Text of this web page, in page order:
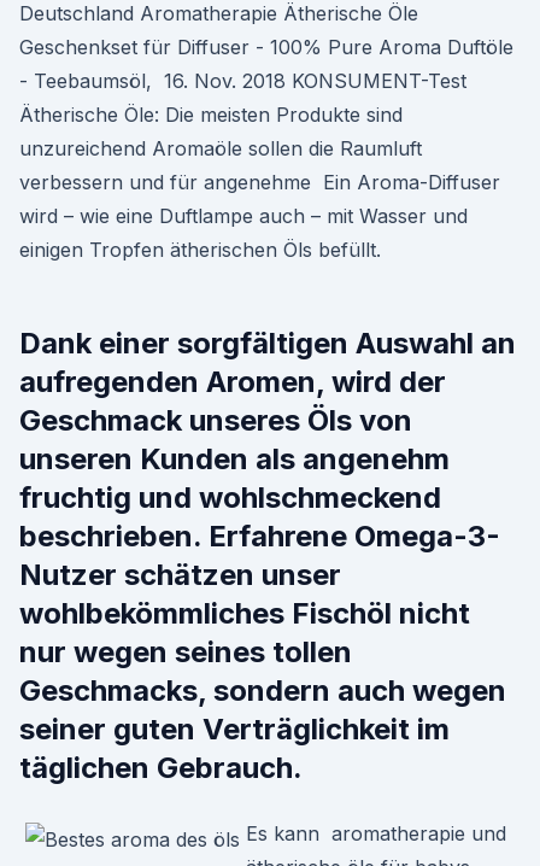
Deutschland Aromatherapie Ätherische Öle
Geschenkset für Diffuser - 100% Pure Aroma Duftöle
- Teebaumsöl, 16. Nov. 2018 KONSUMENT-Test
Ätherische Öle: Die meisten Produkte sind
unzureichend Aromaöle sollen die Raumluft
verbessern und für angenehme Ein Aroma-Diffuser
wird – wie eine Duftlampe auch – mit Wasser und
einigen Tropfen ätherischen Öls befüllt.
Dank einer sorgfältigen Auswahl an
aufregenden Aromen, wird der
Geschmack unseres Öls von
unseren Kunden als angenehm
fruchtig und wohlschmeckend
beschrieben. Erfahrene Omega-3-
Nutzer schätzen unser
wohlbekömmliches Fischöl nicht
nur wegen seines tollen
Geschmacks, sondern auch wegen
seiner guten Verträglichkeit im
täglichen Gebrauch.
Es kann aromatherapie und